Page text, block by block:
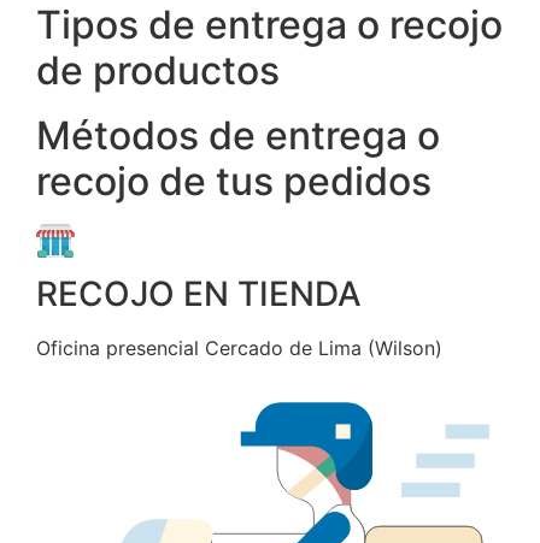
Tipos de entrega o recojo
de productos
Métodos de entrega o
recojo de tus pedidos
RECOJO EN TIENDA
Oficina presencial Cercado de Lima (Wilson)